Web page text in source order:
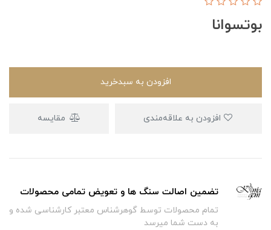
بوتسوانا
افزودن به سبدخرید
مقایسه
تضمین اصالت سنگ ها و تعویض تمامی محصولات
تمام محصولات توسط گوهرشناس معتبر کارشناسی شده و
به دست شما میرسد